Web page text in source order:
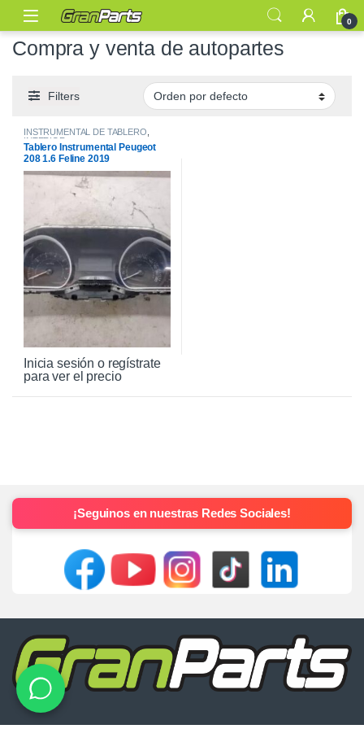
0
Compra y venta de autopartes
Filters
INSTRUMENTAL DE TABLERO
INTERIOR
Tablero Instrumental Peugeot
208 1.6 Feline 2019
Inicia sesión o regístrate
para ver el precio
¡Seguinos en nuestras Redes Sociales!